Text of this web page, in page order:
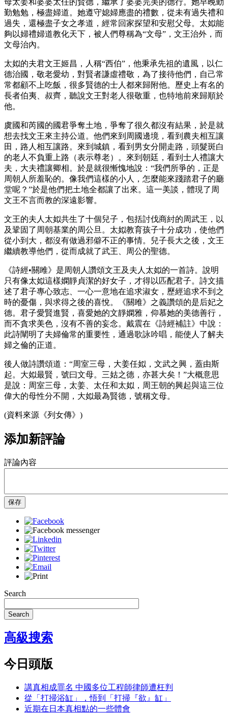
勤勉勉，極盡婦道。她遵守媳婦應盡的禮數，從未有過失禮和
過失，還極盡子女之孝道，經常回家探望和安慰父母。太姒能
夠以婦禮婦道教化天下，被人們尊稱為“文母”，文王治外，而
文母治內。
太姒的夫君文王姬昌，人稱“西伯”，他秉承先祖的遺風，以仁
德治國，敬老愛幼，對賢者謙虛禮敬，為了接待他們，自己常
常都顧不上吃飯，很多賢德的士人都來歸附他。歷史上有名的
長者伯夷、叔齊，聽說文王對老人很敬重，也特地前來歸順於
他。
虞國和芮國的國君爭奪土地，爭奪了很久都沒有結果，於是就
想去找文王來主持公道。他們來到周國邊境，看到農夫相互讓
田，路人相互讓路。來到城鎮，看到男女分開走路，頭髮斑白
的老人不負重上路（表示尊老）。來到朝廷，看到士人禮讓大
夫，大夫禮讓卿相。於是就很慚愧地說：“我們所爭的，正是
周朝人所羞恥的。像我們這樣的小人，怎麼能來踐踏君子的廳
堂呢？”於是他們把土地全都讓了出來。這一美談，體現了周
文王不言而教的深遠影響。
文王的夫人太姒共生了十個兒子，包括討伐商紂的周武王，以
及鞏固了周朝基業的周公旦。太姒教育孩子十分成功，使他們
從小到大，都沒有做過邪僻不正的事情。兒子長大之後，文王
繼續教導他們，從而成就了武王、周公的聖德。
《詩經•關雎》是周朝人讚頌文王及夫人太姒的一首詩。說明
只有像太姒這樣嫻靜貞潔的好女子，才得以匹配君子。詩文描
述了君子專心致志、一心一意地在追求淑女，歷經追求不到之
時的憂傷，與求得之後的喜悅。《關雎》之義讚頌的是后妃之
德。君子愛賢進賢，喜愛她的文靜嫻雅，仰慕她的美德善行，
而不貪求美色，沒有不善的妄念。戴震在《詩經補註》中說：
此詩闡明了夫婦倫常的重要性，通過歌詠吟唱，能使人了解夫
婦之倫的正道。
後人做詩讚頌道：“周室三母，大姜任姒，文武之興，蓋由斯
起。大姒最賢，號曰文母。三姑之德，亦甚大矣！”大概意思
是說：周室三母，太姜、太任和太姒，周王朝的興起與這三位
偉大的母性分不開，大姒最為賢德，號稱文母。
(資料來源《列女傳》)
添加新評論
評論內容
保存
Search
Search
高級搜索
今日頭版
講真相成罪名 中國多位工程師律師遭枉判
從「打掃浴缸」，悟到「打掃『欲』缸」
近期在日本真相點的一些體會